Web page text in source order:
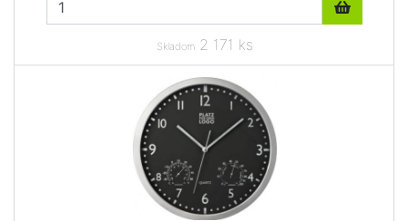
Skladom2 171 ks